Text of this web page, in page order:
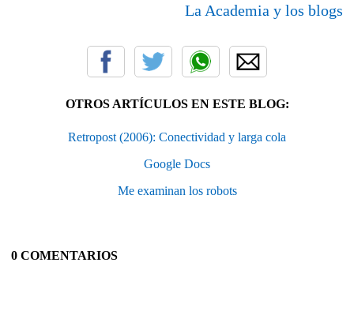
La Academia y los blogs
OTROS ARTÍCULOS EN ESTE BLOG:
Retropost (2006): Conectividad y larga cola
Google Docs
Me examinan los robots
0 COMENTARIOS